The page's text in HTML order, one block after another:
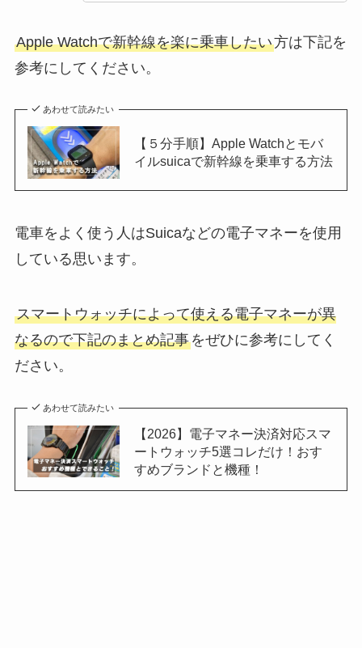
Apple Watchで新幹線を楽に乗車したい方は下記を
参考にしてください。
あわせて読みたい
【５分手順】Apple Watchとモバ
イルsuicaで新幹線を乗車する方法
電車をよく使う人はSuicaなどの電子マネーを使用
している思います。
スマートウォッチによって使える電子マネーが異
なるので下記のまとめ記事をぜひに参考にしてく
ださい。
あわせて読みたい
【2026】電子マネー決済対応スマ
ートウォッチ5選コレだけ！おす
すめブランドと機種！